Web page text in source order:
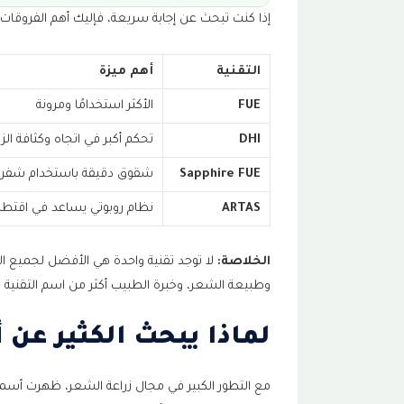
لماذا يبحث الكثير عن أفضل
2 كيف تتم زراعة الشعر؟
3 1. تقييم الحالة
كيف تطورت تقنيات زراعة
8 هل ما زالت تقنية FUT تُستخدم؟
9 لماذا توجد أكثر من تقنية لزراعة
إذا كنت تبحث عن إجابة سريعة، فإليك أهم
التقنية أهم ميزة
FUE الأكثر استخدامًا ومرونة
DHI تحكم أكبر في اتجاه وكثافة
Sapphire FUE شقوق دقيقة باستخدام
ARTAS نظام روبوتي يساعد في
الخلاصة: لا توجد تقنية واحدة هي الأفضل لجميع
وطبيعة الشعر، وخبرة الطبيب أكثر من اسم
لماذا يبحث الكثير
مع التطور الكبير في مجال زراعة الشعر، ظهرت